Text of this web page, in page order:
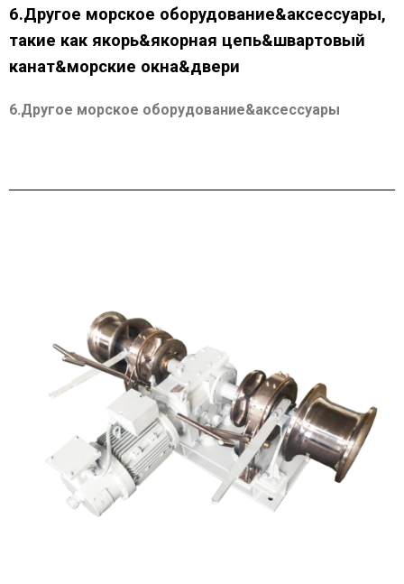
6.Другое морское оборудование&аксессуары,
такие как якорь&якорная цепь&швартовый
канат&морские окна&двери
6.Другое морское оборудование&аксессуары